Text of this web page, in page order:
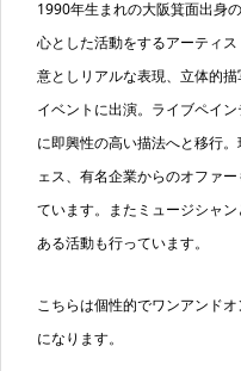
1990年生まれの大阪箕面出身
心とした活動をするアーティ
意としリアルな表現、立体的
イベントに出演。ライブペイ
に即興性の高い描法へと移行
ェス、有名企業からのオファ
ています。またミュージシャ
ある活動も行っています。
こちらは個性的でワンアンド
になります。